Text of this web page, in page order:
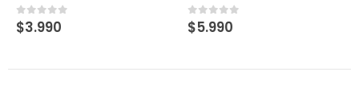
0out of 5
$5.990 0out of 5
$7.490